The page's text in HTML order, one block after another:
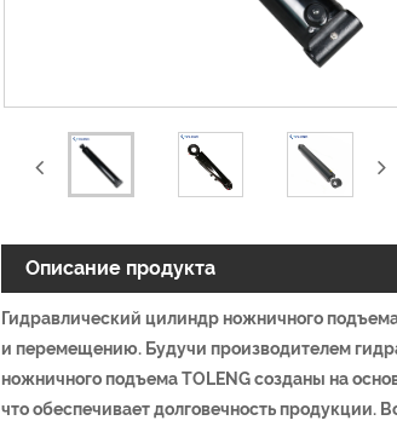
Описание продукта
Гидравлический цилиндр ножничного
и перемещению. Будучи производителем
ножничного подъема TOLENG созданы на
что обеспечивает долговечность продукции.